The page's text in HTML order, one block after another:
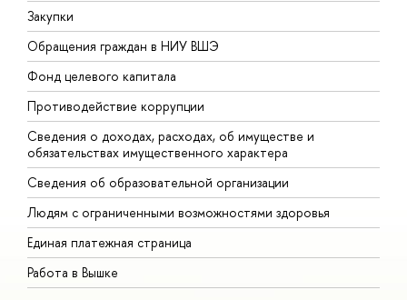
Закупки
Обращения граждан в НИУ ВШЭ
Фонд целевого капитала
Противодействие коррупции
Сведения о доходах, расходах, об имуществе и
обязательствах имущественного характера
Сведения об образовательной организации
Людям с ограниченными возможностями здоровья
Единая платежная страница
Работа в Вышке